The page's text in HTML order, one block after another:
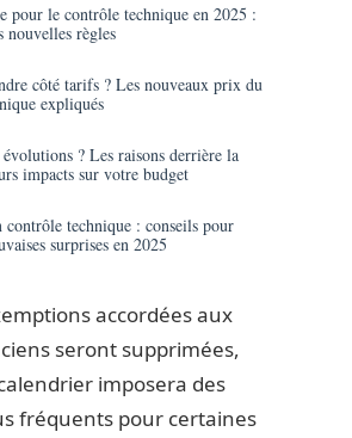
pour le contrôle technique en 2025 :
nouvelles règles
côté tarifs ? Les nouveaux prix du
expliqués
? Les raisons derrière la
impacts sur votre budget
contrôle technique : conseils pour
surprises en 2025
accordées aux
seront supprimées,
imposera des
fréquents pour certaines